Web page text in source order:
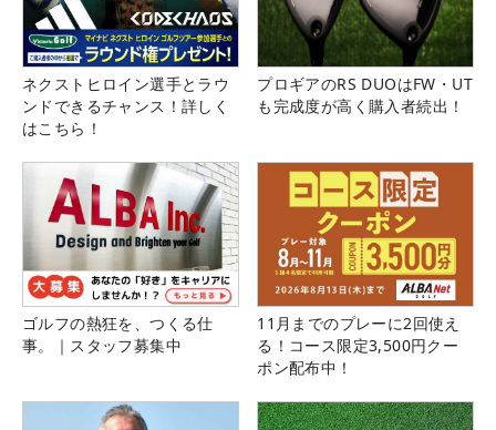
ネクストヒロイン選手とラウ
ンドできるチャンス！詳しく
はこちら！
プロギアのRS DUOはFW・UT
も完成度が高く購入者続出！
ゴルフの熱狂を、つくる仕
事。｜スタッフ募集中
11月までのプレーに2回使え
る！コース限定3,500円クー
ポン配布中！